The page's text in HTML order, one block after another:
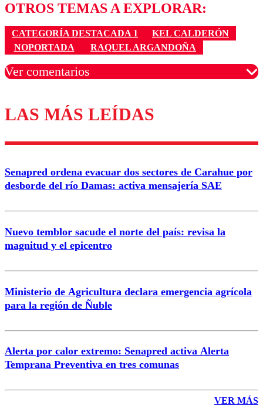
OTROS TEMAS A EXPLORAR:
CATEGORÍA DESTACADA 1
KEL CALDERÓN
NOPORTADA
RAQUEL ARGANDOÑA
Ver comentarios
Los comentarios son moderados para garantizar un
diálogo respetuoso.
Correo
LAS MÁS LEÍDAS
Senapred ordena evacuar dos sectores de Carahue por
desborde del río Damas: activa mensajería SAE
Nuevo temblor sacude el norte del país: revisa la
magnitud y el epicentro
Ministerio de Agricultura declara emergencia agrícola
para la región de Ñuble
Alerta por calor extremo: Senapred activa Alerta
Temprana Preventiva en tres comunas
VER MÁS